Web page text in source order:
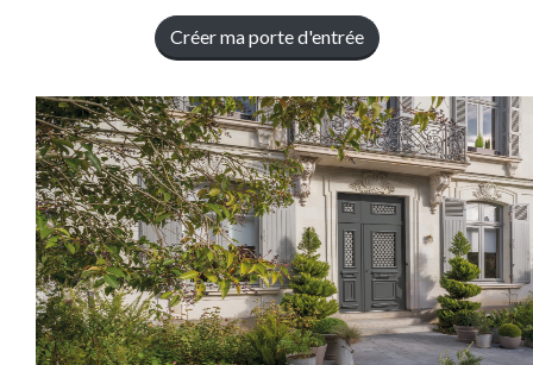
Créer ma porte d'entrée